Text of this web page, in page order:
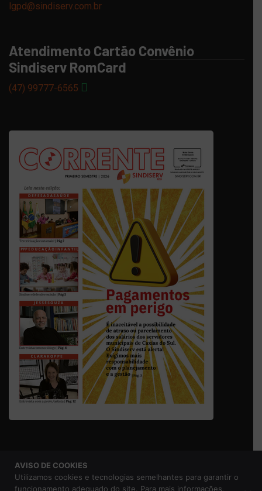
lgpd@sindiserv.com.br
Atendimento Cartão Convênio
Sindiserv RomCard
(47) 99777-6565
© 2026 Sindicato dos Servidores Municipais de Caxias do
Aviso de Privacidade
AVISO DE COOKIES
Utilizamos cookies e tecnologias semelhantes para garantir o
funcionamento adequado do site. Para mais informações,